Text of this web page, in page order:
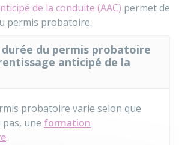
de la conduite (AAC) permet de
permis probatoire.
du permis probatoire
anticipé de la
probatoire varie selon que
une formation
.